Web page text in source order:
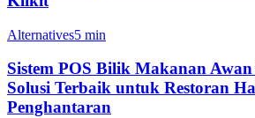
Alternatives5 min
Sistem POS Bilik Makanan
Solusi Terbaik untuk Restoran
Penghantaran